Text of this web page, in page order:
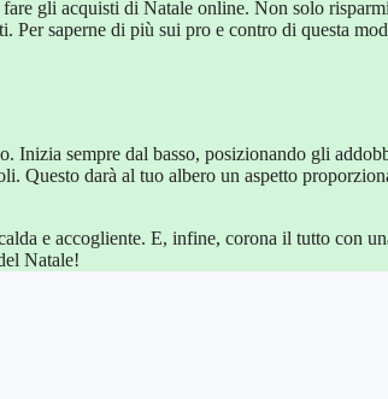
gli acquisti di Natale online. Non solo
Per saperne di più sui pro e contro di questa
Inizia sempre dal basso, posizionando gli
Questo darà al tuo albero un aspetto
e accogliente. E, infine, corona il tutto con
Natale!